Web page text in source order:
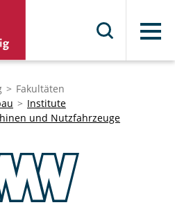
Menü
Fakultäten
Institute
und Nutzfahrzeuge